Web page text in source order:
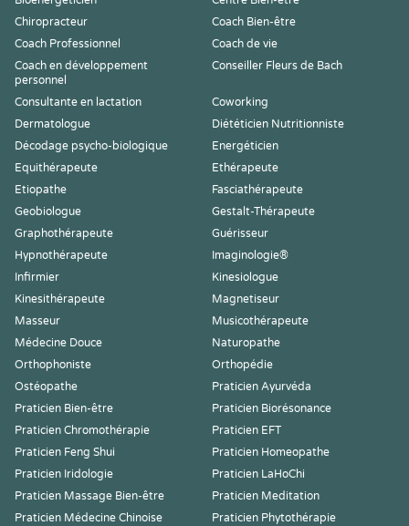
Chiropracteur
Coach Bien-être
Coach Professionnel
Coach de vie
Coach en développement
personnel
Conseiller Fleurs de Bach
Consultante en lactation
Coworking
Dermatologue
Diététicien Nutritionniste
Décodage psycho-biologique
Energéticien
Equithérapeute
Ethérapeute
Etiopathe
Fasciathérapeute
Geobiologue
Gestalt-Thérapeute
Graphothérapeute
Guérisseur
Hypnothérapeute
Imaginologie®
Infirmier
Kinesiologue
Kinesithérapeute
Magnetiseur
Masseur
Musicothérapeute
Médecine Douce
Naturopathe
Orthophoniste
Orthopédie
Ostéopathe
Praticien Ayurvéda
Praticien Bien-être
Praticien Biorésonance
Praticien Chromothérapie
Praticien EFT
Praticien Feng Shui
Praticien Homeopathe
Praticien Iridologie
Praticien LaHoChi
Praticien Massage Bien-être
Praticien Meditation
Praticien Médecine Chinoise
Praticien Phytothérapie